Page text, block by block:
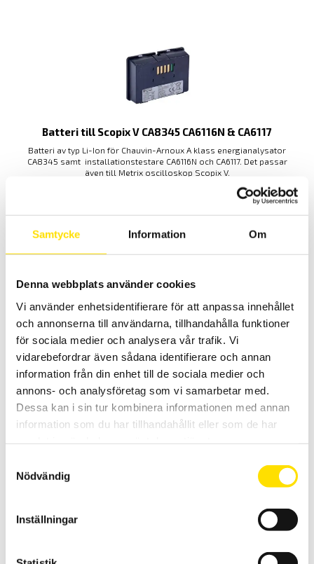
Samtycke Information Om
Denna webbplats använder cookies
Vi använder enhetsidentifierare för att anpassa innehållet
och annonserna till användarna, tillhandahålla funktioner
för sociala medier och analysera vår trafik. Vi
vidarebefordrar även sådana identifierare och annan
information från din enhet till de sociala medier och
annons- och analysföretag som vi samarbetar med.
Dessa kan i sin tur kombinera informationen med annan
information som du har tillhandahållit eller som de har
Nödvändig
Inställningar
Batteri till Scopix V CA8345 CA6116N & CA6117
Batteri av typ Li-Ion för Chauvin-Arnoux A klass energianalysator
CA8345 samt installationstestare CA6116N och CA6117. Det passar
även till Metrix oscilloskop Scopix V.
LÄS MER
Strömtång typ E
AC och DC mätande strömtänger som används till alla typer av
multimetrar, oscilloskop, loggrar eller skrivare. Med E27 och BNC
produkter.
5,040.00KR